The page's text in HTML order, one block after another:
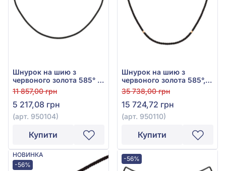
Шнурок на шию з
червоного золота 585° з
чорним текстилем, арт.
950104
11 857,00 грн
5 217,08 грн
(арт. 950104)
Купити
Шнурок на шию з
червоного золота 585°,
арт. 950110
35 738,00 грн
15 724,72 грн
(арт. 950110)
Купити
НОВИНКА
-56%
-56%